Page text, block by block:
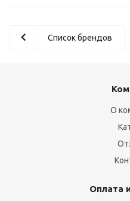
Список брендов
О
Оплата